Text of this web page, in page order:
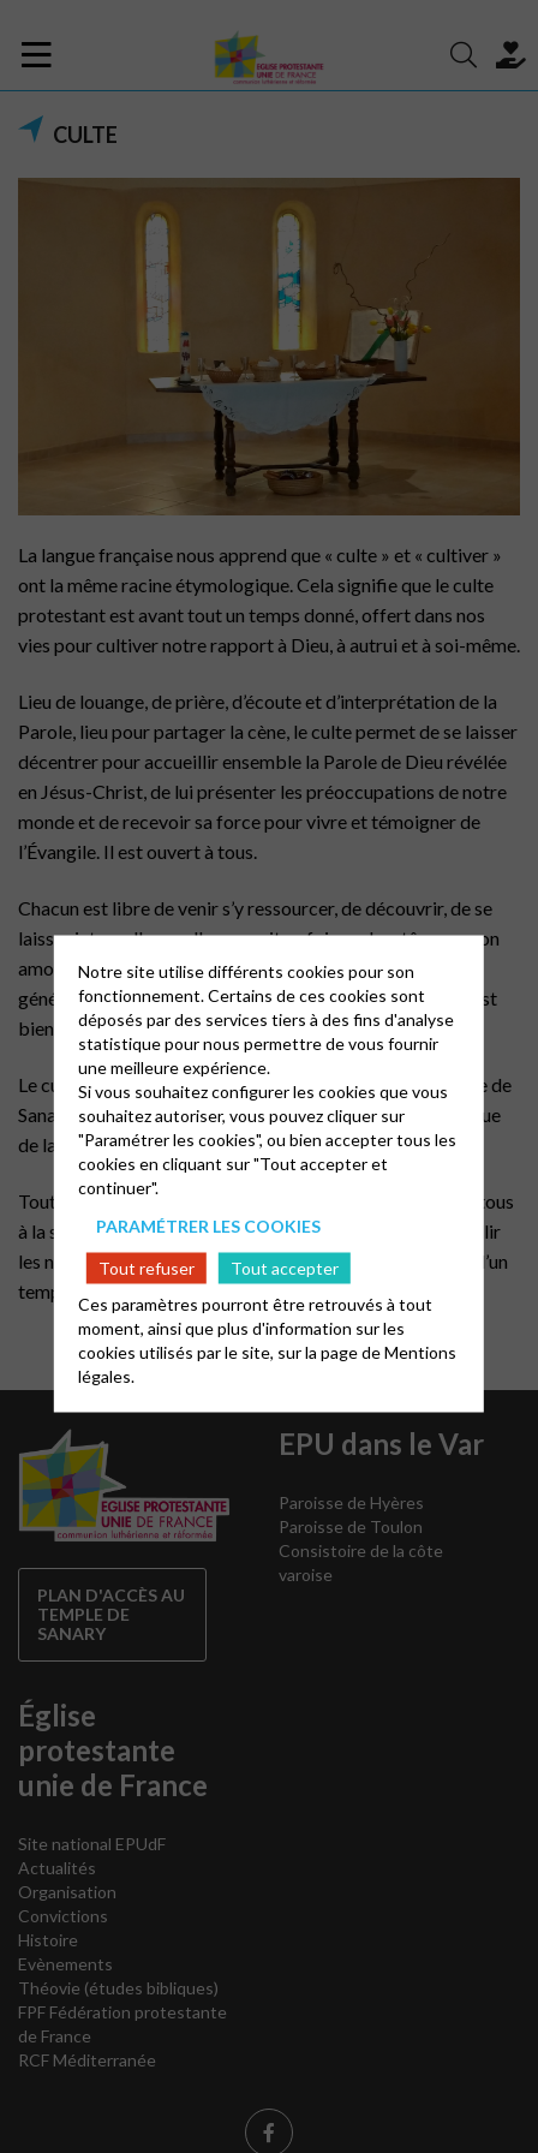
CULTE
La langue française nous apprend que « culte » et « cultiver »
ont la même racine étymologique. Cela signifie que le culte
protestant est avant tout un temps donné, offert dans nos
vies pour cultiver notre rapport à Dieu, à autrui et à soi-même.
Lieu de louange, de prière, d’écoute et d’interprétation de la
Parole, lieu pour partager la cène, le culte permet de se laisser
décentrer pour accueillir ensemble la Parole de Dieu révélée
en Jésus-Christ, de lui présenter les préoccupations de notre
monde et de recevoir sa force pour vivre et témoigner de
l’Évangile. Il est ouvert à tous.
Chacun est libre de venir s’y ressourcer, de découvrir, de se
laisser interpeller quelle que soit sa foi, son baptême ou son
amour pour Dieu. Un soupçon de curiosité suffit
généralement pour pousser la porte du temple ! Chacun est
bienvenu, chacun est attendu.
Le culte est célébré tous les dimanches à 10h30 au temple de
Sanary. Entrée et stationnement dans la pinède : 635 avenue
de la corniche du Soleil
Toute la saison de l’été, un verre de l’amitié est proposé à tous
à la sortie du culte. Il renforce les liens et permet d’accueillir
les nouveaux, les vacanciers, les paroissiens d’été autour d’un
temps d’une très belle convivialité.
PLAN D'ACCÈS AU
TEMPLE DE
SANARY
EPU dans le Var
Paroisse de Hyères
Paroisse de Toulon
Consistoire de la côte
varoise
Église
protestante
unie de France
Site national EPUdF
Actualités
Organisation
Convictions
Histoire
Evènements
Théovie (études bibliques)
FPF Fédération protestante
de France
RCF Méditerranée
Notre site utilise différents cookies pour son
fonctionnement. Certains de ces cookies sont
déposés par des services tiers à des fins d'analyse
statistique pour nous permettre de vous fournir
une meilleure expérience.
Si vous souhaitez configurer les cookies que vous
souhaitez autoriser, vous pouvez cliquer sur
"Paramétrer les cookies", ou bien accepter tous les
cookies en cliquant sur "Tout accepter et
continuer".
PARAMÉTRER LES COOKIES
Tout refuser
Tout accepter
Ces paramètres pourront être retrouvés à tout
moment, ainsi que plus d'information sur les
cookies utilisés par le site, sur la page deMentions
légales.